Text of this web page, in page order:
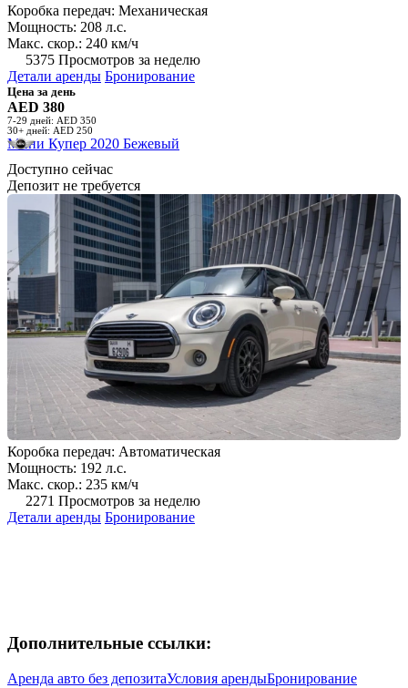
Коробка передач: Механическая
Мощность: 208 л.с.
Макс. скор.: 240 км/ч
5375 Просмотров за неделю
Детали аренды Бронирование
Цена за день
AED 380
7-29 дней: AED 350
30+ дней: AED 250
Мини Купер 2020 Бежевый
Доступно сейчас
Депозит не требуется
Коробка передач: Автоматическая
Мощность: 192 л.с.
Макс. скор.: 235 км/ч
2271 Просмотров за неделю
Детали аренды Бронирование
Дополнительные ссылки:
Аренда авто без депозитаУсловия арендыБронирование